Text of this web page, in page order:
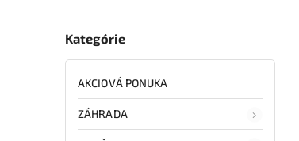
Kategórie
AKCIOVÁ PONUKA
ZÁHRADA